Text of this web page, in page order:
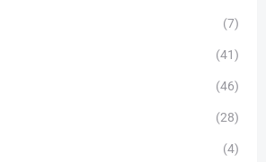
(7)
(41)
(46)
(28)
(4)